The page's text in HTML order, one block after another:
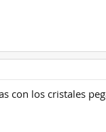
con los cristales